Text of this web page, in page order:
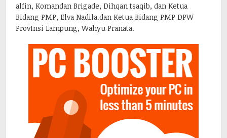
alfin, Komandan Brigade, Dihqan tsaqib, dan Ketua
Bidang PMP, Elva Nadila.dan Ketua Bidang PMP DPW
ProvInsi Lampung, Wahyu Pranata.